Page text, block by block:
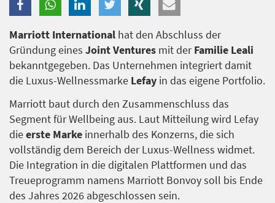
Marriott International hat den Abschluss der
Gründung eines Joint Ventures mit derFamilie Leali
bekanntgegeben. Das Unternehmen integriert damit
die Luxus-Wellnessmarke Lefay in das eigene Portfolio.
Marriott baut durch den Zusammenschluss das
Segment für Wellbeing aus. Laut Mitteilung wird Lefay
dieerste Marke innerhalb des Konzerns, die sich
vollständig dem Bereich der Luxus-Wellness widmet.
Die Integration in die digitalen Plattformen und das
Treueprogramm namens Marriott Bonvoy soll bis Ende
des Jahres 2026 abgeschlossen sein.